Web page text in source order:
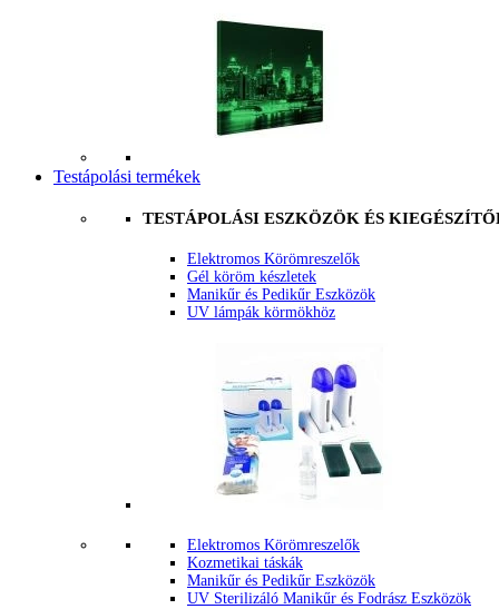
Testápolási termékek
TESTÁPOLÁSI ESZKÖZÖK ÉS
Elektromos Körömreszelők
Gél köröm készletek
Manikűr és Pedikűr Eszközök
UV lámpák körmökhöz
Elektromos Körömreszelők
Kozmetikai táskák
Manikűr és Pedikűr Eszközök
UV Sterilizáló Manikűr és Fodrász Eszközök